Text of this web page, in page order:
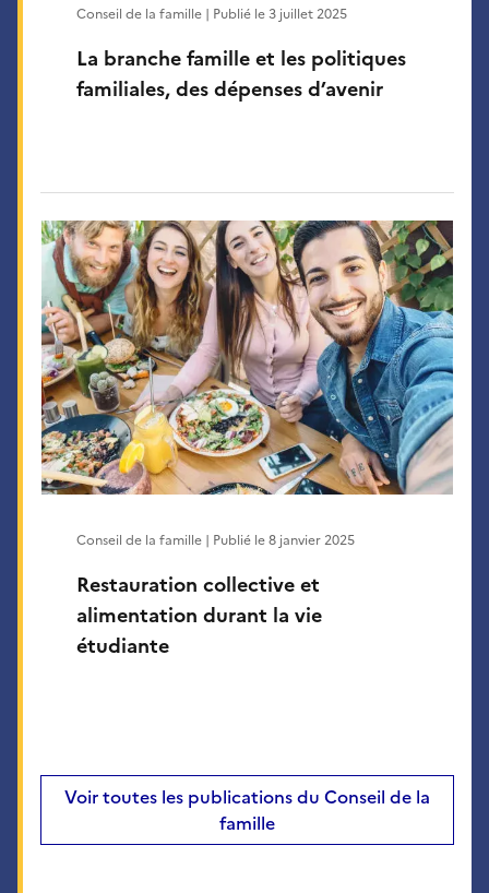
La branche famille et les politiques
familiales, des dépenses d’avenir
Conseil de la famille | Publié le3 juillet 2025
Restauration collective et
alimentation durant la vie
étudiante
Conseil de la famille | Publié le8 janvier 2025
Voir toutes les publications du Conseil de la
famille